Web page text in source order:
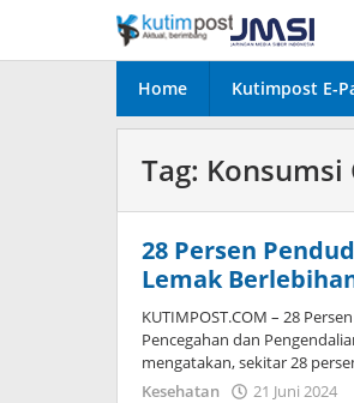
konten
Home Kutimpost E-
Tag: Konsumsi
28 Persen
Lemak
KUTIMPOST.COM – 28
Pencegahan dan
mengatakan, sekitar 28
Kesehatan
21 Juni 2024